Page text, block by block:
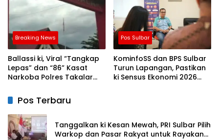
Breaking News
Ballassi ki, Viral “Tangkap
Lepas” dan “86” Kasat
Narkoba Polres Takalar
Pos Sulbar
KominfoSS dan BPS Sulbar
Turun Lapangan, Pastikan
ki Sensus Ekonomi 2026
Pos Terbaru
Tanggalkan ki Kesan Mewah, PRI Sulbar Pilih
Warkop dan Pasar Rakyat untuk Rayakan